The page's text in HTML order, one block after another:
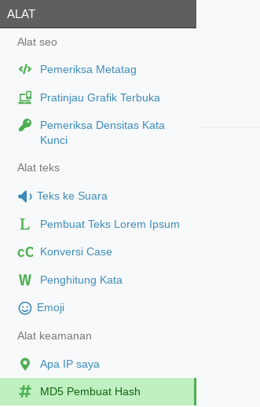
ALAT
Alat seo
Pemeriksa Metatag
Pratinjau Grafik Terbuka
Pemeriksa Densitas Kata
Kunci
Alat teks
Teks ke Suara
Pembuat Teks Lorem Ipsum
cC Konversi Case
Penghitung Kata
Emoji
Alat keamanan
Apa IP saya
MD5 Pembuat Hash